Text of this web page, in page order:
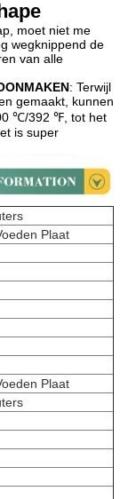
moet niet me
wegknippend de
van alle
: Terwijl
gemaakt, kunnen
℃/392 ℉, tot het
is super
Plaat
Plaat